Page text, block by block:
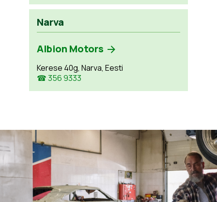
Narva
Albion Motors
Kerese 40g, Narva, Eesti
☎ 356 9333